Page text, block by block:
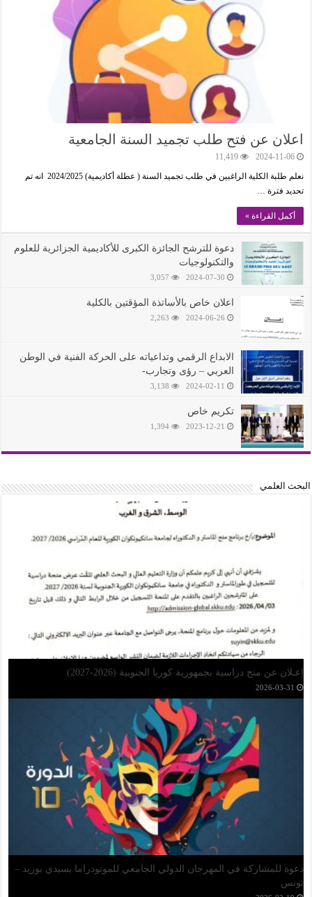
اعلان عن فتح طلب تجميد السنة الجامعية
2024-11-06
11,419
نعلم طلبة الكلية الراغبين في طلب تجميد السنة ( عطلة أكاديمية) 2024/2025 انه تم
تحديد فترة …
أكمل القراءة »
دعوة للترشح الجائزة الكبرى للأكاديمية الجزائرية للعلوم
والتكنولوجيات
2024-07-30
3,057
اعلان خاص باﻷساتذة المؤقتين بالكلية
2024-06-26
2,263
الابداع الرقمي وتداعياته على الحركة الفنية في الوطن
العربي – رؤى وتجارب-
2024-02-11
3,138
تكريم خاص
2023-12-21
1,394
البحث العلمي
مذكرة خاصة بحصائل مشاريع البحث التكويني الجامعي
دعوة للترشح للمشاريع البحثية الموضوعاتية
‏3 أسابيع مضت